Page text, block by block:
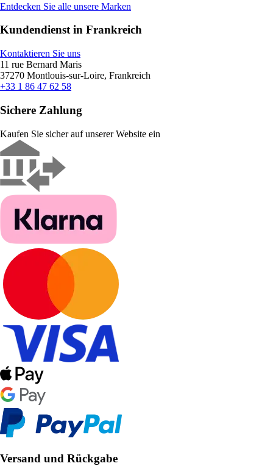
Entdecken Sie alle unsere Marken
Kundendienst in Frankreich
Kontaktieren Sie uns
11 rue Bernard Maris
37270 Montlouis-sur-Loire, Frankreich
+33 1 86 47 62 58
Sichere Zahlung
Kaufen Sie sicher auf unserer Website ein
Versand und Rückgabe